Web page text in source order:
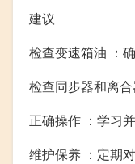
建议
检查变速箱油 ：
检查同步器和离
正确操作 ：学习
维护保养 ：定期